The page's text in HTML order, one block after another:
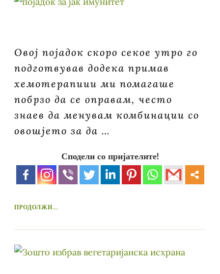
Овој појадок скоро секое утро го
подготвував додека примав
хемотерапиии ми помагаше
побрзо да се оправам, често
знаев да менувам комбинации со
овошјето за да …
Сподели со пријателите!
ПРОДОЛЖИ...